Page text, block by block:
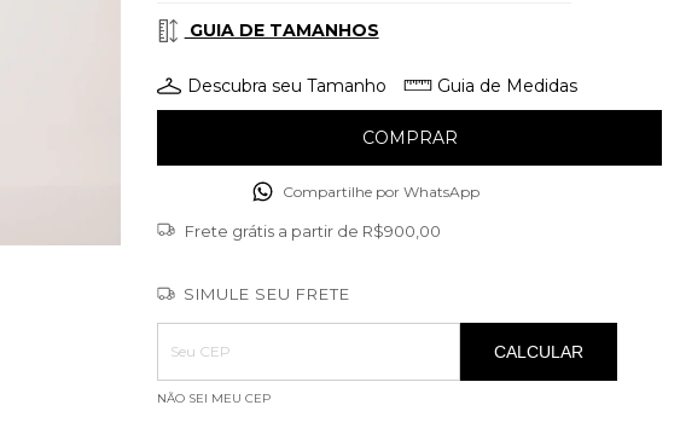
GUIA DE TAMANHOS
Descubra seu Tamanho Guia de Medidas
Compartilhe por WhatsApp
Frete grátis a partir de R$900,00
SIMULE SEU FRETE
Entregas para o CEP:
ALTERAR CEP
CALCULAR
NÃO SEI MEU CEP